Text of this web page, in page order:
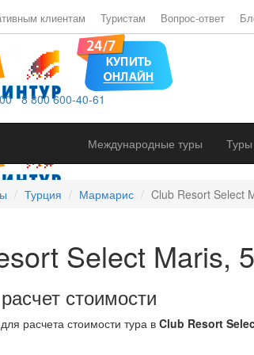
клиентам Туристам Вопрос-ответ
8 800 600-40-61
Международные туры
Турция Мармарис Club Resort Select
Select Maris,
стоимости
расчета стоимости тура в Club Resort